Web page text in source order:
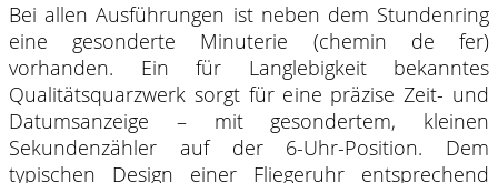
Bei allen Ausführungen ist neben dem Stundenring
eine gesonderte Minuterie (chemin de fer)
vorhanden. Ein für Langlebigkeit bekanntes
Qualitätsquarzwerk sorgt für eine präzise Zeit- und
Datumsanzeige – mit gesondertem, kleinen
Sekundenzähler auf der 6-Uhr-Position. Dem
typischen Design einer Fliegeruhr entsprechend